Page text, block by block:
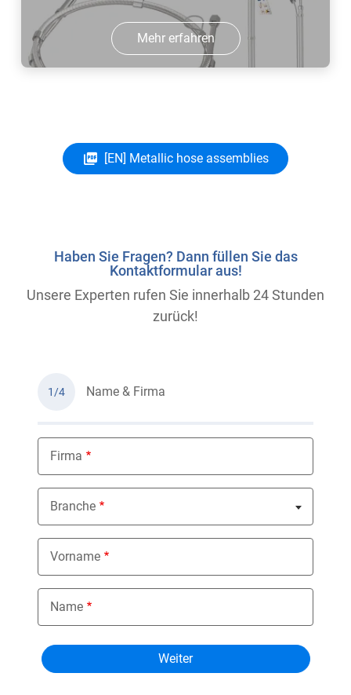
Mehr erfahren
[EN] Metallic hose assemblies
Haben Sie Fragen? Dann füllen Sie das
Kontaktformular aus!
Unsere Experten rufen Sie innerhalb 24 Stunden
zurück!
1/4 Name & Firma
Firma
Branche
Nothing selected
Vorname
Name